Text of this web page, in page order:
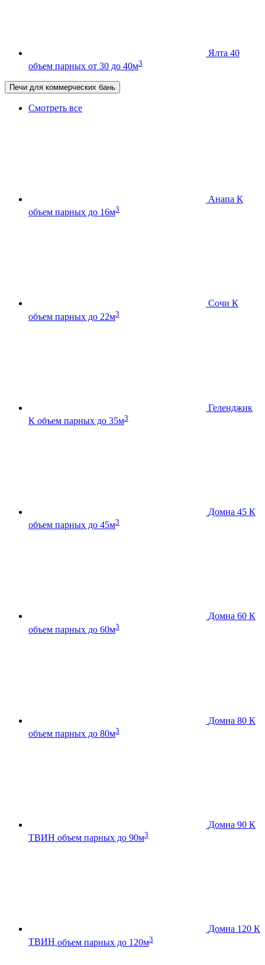
Ялта 40
объем парных от 30 до 40м3
Печи для коммерческих бань
Смотреть все
Анапа К
объем парных до 16м3
Сочи К
объем парных до 22м3
Геленджик
К объем парных до 35м3
Домна 45 К
объем парных до 45м3
Домна 60 К
объем парных до 60м3
Домна 80 К
объем парных до 80м3
Домна 90 К
ТВИН объем парных до 90м3
Домна 120 К
ТВИН объем парных до 120м3